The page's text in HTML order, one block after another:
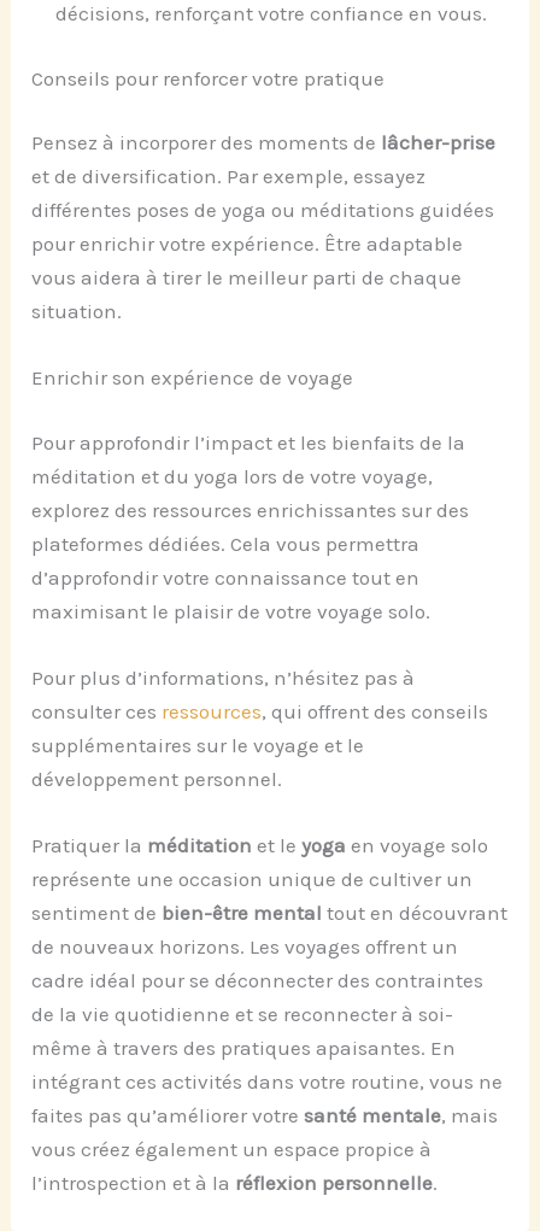
décisions, renforçant votre confiance en vous.
Conseils pour renforcer votre pratique
Pensez à incorporer des moments de lâcher-prise
et de diversification. Par exemple, essayez
différentes poses de yoga ou méditations guidées
pour enrichir votre expérience. Être adaptable
vous aidera à tirer le meilleur parti de chaque
situation.
Enrichir son expérience de voyage
Pour approfondir l’impact et les bienfaits de la
méditation et du yoga lors de votre voyage,
explorez des ressources enrichissantes sur des
plateformes dédiées. Cela vous permettra
d’approfondir votre connaissance tout en
maximisant le plaisir de votre voyage solo.
Pour plus d’informations, n’hésitez pas à
consulter ces ressources, qui offrent des conseils
supplémentaires sur le voyage et le
développement personnel.
Pratiquer la méditation et leyoga en voyage solo
représente une occasion unique de cultiver un
sentiment de bien-être mental tout en découvrant
de nouveaux horizons. Les voyages offrent un
cadre idéal pour se déconnecter des contraintes
de la vie quotidienne et se reconnecter à soi-
même à travers des pratiques apaisantes. En
intégrant ces activités dans votre routine, vous ne
faites pas qu’améliorer votresanté mentale, mais
vous créez également un espace propice à
l’introspection et à la réflexion personnelle.